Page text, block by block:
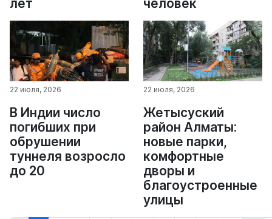
лет
человек
22 июля, 2026
В Индии число
погибших при
обрушении
туннеля возросло
до 20
22 июля, 2026
Жетысуский
район Алматы:
новые парки,
комфортные
дворы и
благоустроенные
улицы